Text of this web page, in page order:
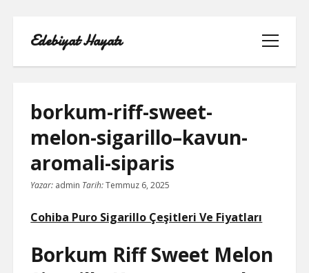
Edebiyat Hayatı
menüyü
aç
INSTAGRAM BEĞENI KASMA HILESI
LISTE
SAYFA LISTESI
SHORTS ABONE KASMA HILESI
PARASIZ
borkum-riff-sweet-
melon-sigarillo–kavun-
aromali-siparis
Yazar: admin Tarih:Temmuz 6, 2025
Cohiba Puro Sigarillo Çeşitleri Ve Fiyatları
Borkum Riff Sweet Melon